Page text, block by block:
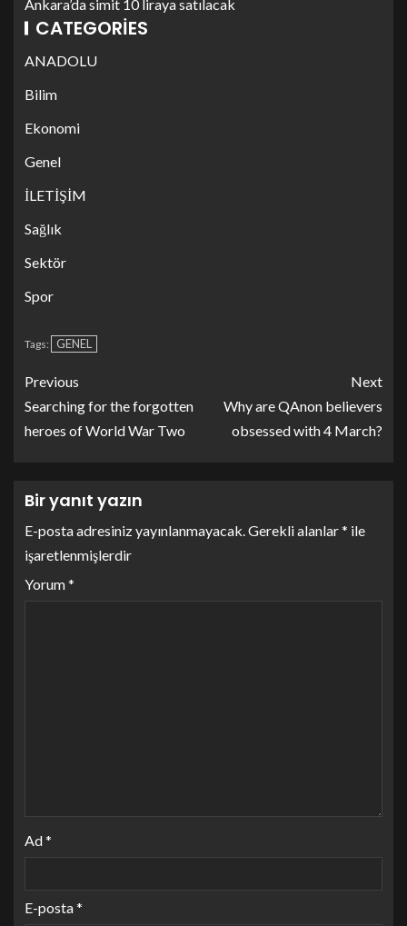
Ankara’da simit 10 liraya satılacak
CATEGORIES
ANADOLU
Bilim
Ekonomi
Genel
İLETİŞİM
Sağlık
Sektör
Spor
Tags: GENEL
Previous
Searching for the forgotten
heroes of World War Two
Next
Why are QAnon believers
obsessed with 4 March?
Bir yanıt yazın
E-posta adresiniz yayınlanmayacak.Gerekli alanlar* ile
işaretlenmişlerdir
Yorum*
Ad*
E-posta*